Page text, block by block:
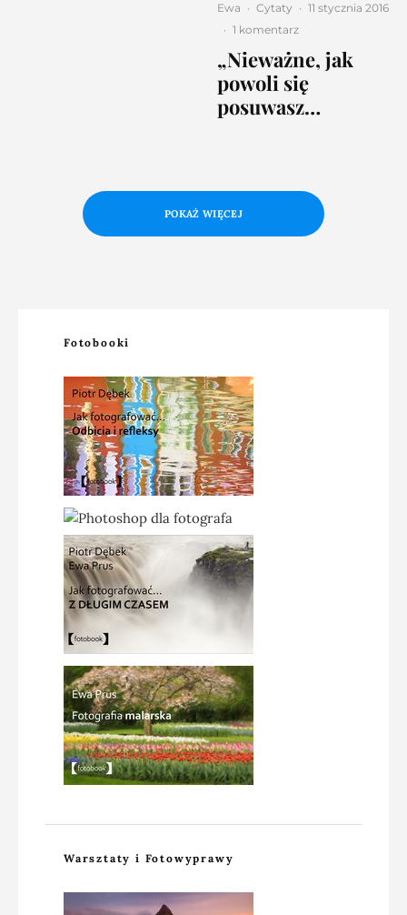
Ewa · Cytaty · 11 stycznia 2016
· 1 komentarz
„Nieważne, jak
powoli się
posuwasz…
POKAŻ WIĘCEJ
Fotobooki
Warsztaty i Fotowyprawy